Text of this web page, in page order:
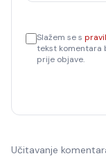
Slažem se s
tekst komentara
prije objave.
Učitavanje